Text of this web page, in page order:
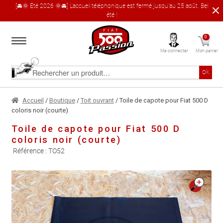
[🚘🌞 Été 2026 🌞🚘] L'accueil téléphonique est fermé jusqu'au 25 août. Bel
été !
à
navigation
au
contenu
Rechercher
produit
ok
Accueil
Le catalogue produit
À propos
Garages partenaires
Contact
Me connecter
0
Mon panier
Accueil / Boutique/ Toit ouvrant/ Toile de capote pour Fiat 500 D
coloris noir (courte)
Toile de capote pour Fiat 500 D
coloris noir (courte)
Référence : TO52
🔍